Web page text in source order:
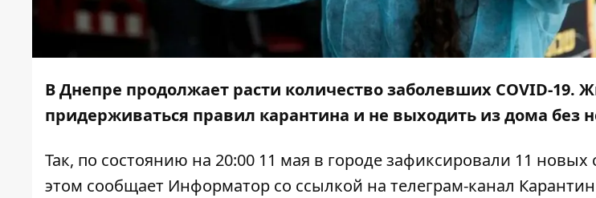
В Днепре продолжает расти количество заболевших COVID-19.
придерживаться правил карантина и не выходить из дома без
Так, по состоянию на 20:00 11 мая в городе зафиксировали 11
этом сообщает Информатор со ссылкой на телеграм-канал